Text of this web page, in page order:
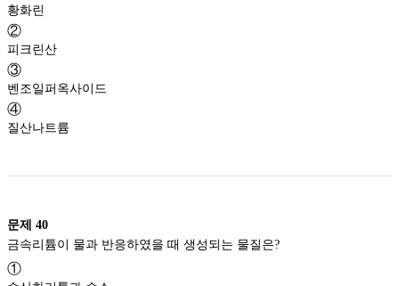
황화린
②
피크린산
③
벤조일퍼옥사이드
④
질산나트륨
문제 40
①